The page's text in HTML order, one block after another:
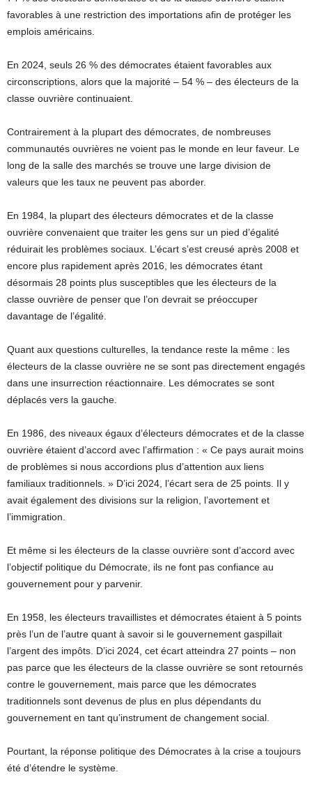
favorables à une restriction des importations afin de protéger les
emplois américains.
En 2024, seuls 26 % des démocrates étaient favorables aux
circonscriptions, alors que la majorité – 54 % – des électeurs de la
classe ouvrière continuaient.
Contrairement à la plupart des démocrates, de nombreuses
communautés ouvrières ne voient pas le monde en leur faveur. Le
long de la salle des marchés se trouve une large division de
valeurs que les taux ne peuvent pas aborder.
En 1984, la plupart des électeurs démocrates et de la classe
ouvrière convenaient que traiter les gens sur un pied d’égalité
réduirait les problèmes sociaux. L’écart s’est creusé après 2008 et
encore plus rapidement après 2016, les démocrates étant
désormais 28 points plus susceptibles que les électeurs de la
classe ouvrière de penser que l’on devrait se préoccuper
davantage de l’égalité.
Quant aux questions culturelles, la tendance reste la même : les
électeurs de la classe ouvrière ne se sont pas directement engagés
dans une insurrection réactionnaire. Les démocrates se sont
déplacés vers la gauche.
En 1986, des niveaux égaux d’électeurs démocrates et de la classe
ouvrière étaient d’accord avec l’affirmation : « Ce pays aurait moins
de problèmes si nous accordions plus d’attention aux liens
familiaux traditionnels. » D’ici 2024, l’écart sera de 25 points. Il y
avait également des divisions sur la religion, l’avortement et
l’immigration.
Et même si les électeurs de la classe ouvrière sont d’accord avec
l’objectif politique du Démocrate, ils ne font pas confiance au
gouvernement pour y parvenir.
En 1958, les électeurs travaillistes et démocrates étaient à 5 points
près l’un de l’autre quant à savoir si le gouvernement gaspillait
l’argent des impôts. D’ici 2024, cet écart atteindra 27 points – non
pas parce que les électeurs de la classe ouvrière se sont retournés
contre le gouvernement, mais parce que les démocrates
traditionnels sont devenus de plus en plus dépendants du
gouvernement en tant qu’instrument de changement social.
Pourtant, la réponse politique des Démocrates à la crise a toujours
été d’étendre le système.